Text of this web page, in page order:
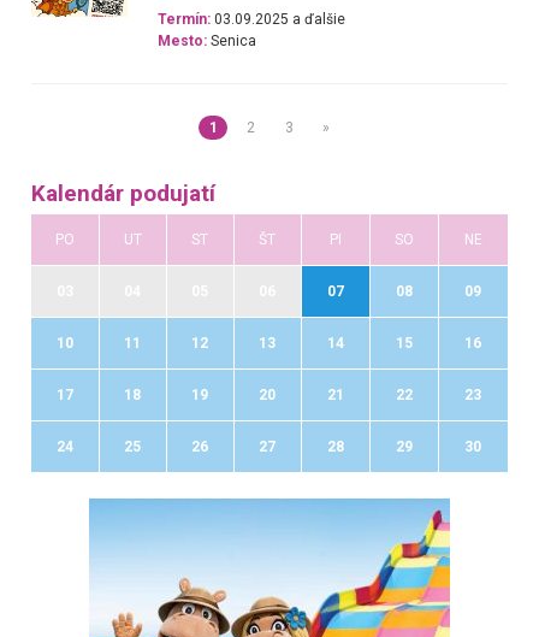
Termín: 03.09.2025 a ďalšie
Mesto: Senica
1 2 3 »
Kalendár podujatí
PO UT ST ŠT PI SO NE
07 08 09
10 11 12 13 14 15 16
17 18 19 20 21 22 23
24 25 26 27 28 29 30